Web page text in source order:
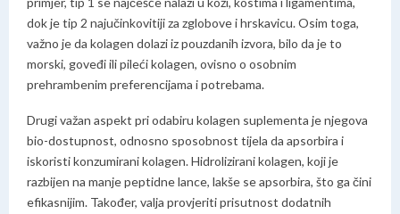
dok je tip 2 najučinkovitiji za zglobove i hrskavicu. Osim toga,
važno je da kolagen dolazi iz pouzdanih izvora, bilo da je to
morski, goveđi ili pileći kolagen, ovisno o osobnim
prehrambenim preferencijama i potrebama.
Drugi važan aspekt pri odabiru kolagen suplementa je njegova
bio-dostupnost, odnosno sposobnost tijela da apsorbira i
iskoristi konzumirani kolagen. Hidrolizirani kolagen, koji je
razbijen na manje peptidne lance, lakše se apsorbira, što ga čini
efikasnijim. Također, valja provjeriti prisutnost dodatnih